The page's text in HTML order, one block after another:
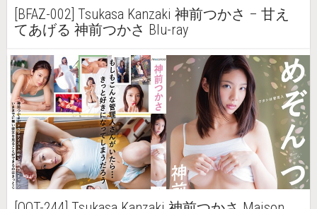
[BFAZ-002] Tsukasa Kanzaki 神前つかさ – 甘え
てあげる 神前つかさ Blu-ray